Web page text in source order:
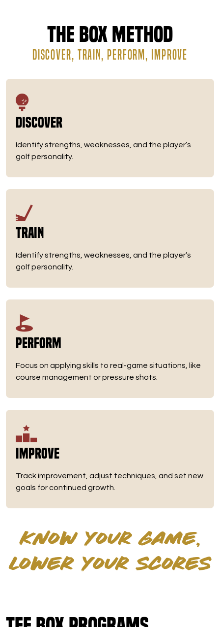
The Box Method
DISCOVER, TRAIN, PERFORM, IMPROVE
Discover
Identify strengths, weaknesses, and the player’s
golf personality.
Train
Identify strengths, weaknesses, and the player’s
golf personality.
Perform
Focus on applying skills to real-game situations, like
course management or pressure shots.
Improve
Track improvement, adjust techniques, and set new
goals for continued growth.
KNOW YOUR GAME,
LOWER YOUR SCORES